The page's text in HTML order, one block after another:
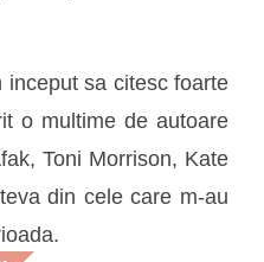
inceput sa citesc foarte
o multime de autoare
Toni Morrison, Kate
din cele care m-au